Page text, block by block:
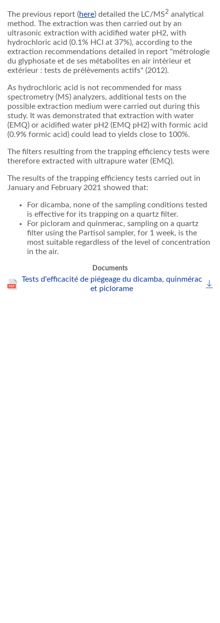
The previous report (here) detailed the LC/MS2 analytical
method. The extraction was then carried out by an
ultrasonic extraction with acidified water pH2, with
hydrochloric acid (0.1% HCl at 37%), according to the
extraction recommendations detailed in report "métrologie
du glyphosate et de ses métabolites en air intérieur et
extérieur : tests de prélèvements actifs" (2012).
As hydrochloric acid is not recommended for mass
spectrometry (MS) analyzers, additional tests on the
possible extraction medium were carried out during this
study. It was demonstrated that extraction with water
(EMQ) or acidified water pH2 (EMQ pH2) with formic acid
(0.9% formic acid) could lead to yields close to 100%.
The filters resulting from the trapping efficiency tests were
therefore extracted with ultrapure water (EMQ).
The results of the trapping efficiency tests carried out in
January and February 2021 showed that:
For dicamba, none of the sampling conditions tested
is effective for its trapping on a quartz filter.
For picloram and quinmerac, sampling on a quartz
filter using the Partisol sampler, for 1 week, is the
most suitable regardless of the level of concentration
in the air.
Documents
Tests d'efficacité de piégeage du dicamba, quinmérac
et piclorame